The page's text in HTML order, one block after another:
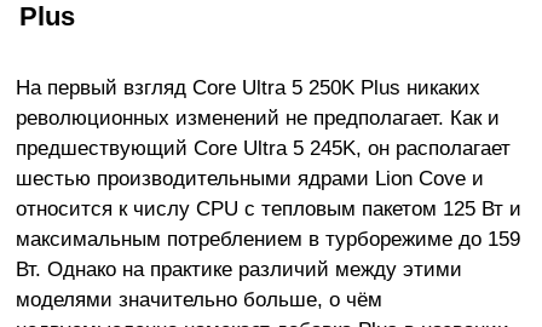
Plus
На первый взгляд Core Ultra 5 250K Plus никаких
революционных изменений не предполагает. Как и
предшествующий Core Ultra 5 245K, он располагает
шестью производительными ядрами Lion Cove и
относится к числу CPU с тепловым пакетом 125 Вт и
максимальным потреблением в турборежиме до 159
Вт. Однако на практике различий между этими
моделями значительно больше, о чём